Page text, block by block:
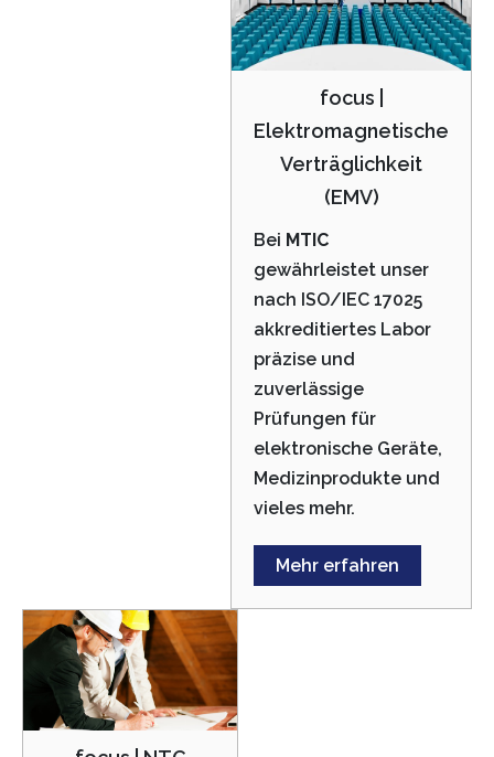
focus |
Elektromagnetische
Verträglichkeit
(EMV)
Bei MTIC
gewährleistet unser
nach ISO/IEC 17025
akkreditiertes Labor
präzise und
zuverlässige
Prüfungen für
elektronische Geräte,
Medizinprodukte und
vieles mehr.
Mehr erfahren